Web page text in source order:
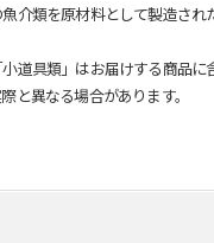
介類を原材料として製造され
道具類」はお届けする商品に
と異なる場合があります。